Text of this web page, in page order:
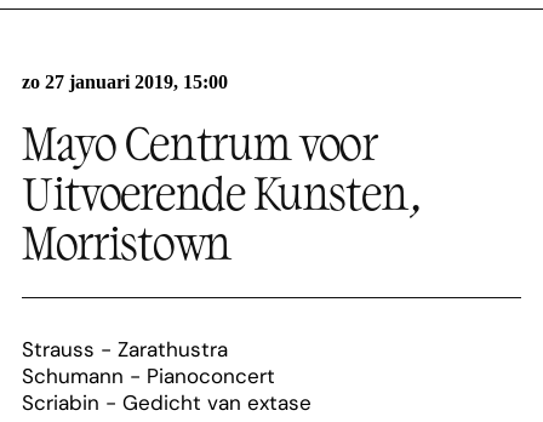
zo 27 januari 2019, 15:00
Mayo Centrum voor
Uitvoerende Kunsten,
Morristown
Strauss - Zarathustra
Schumann - Pianoconcert
Scriabin - Gedicht van extase